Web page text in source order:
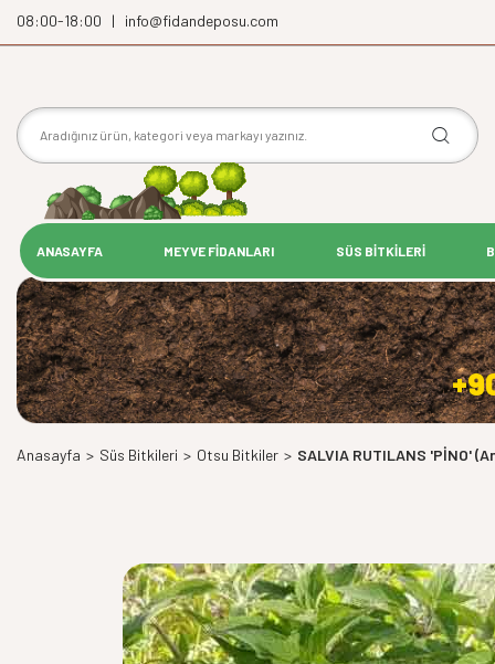
08:00-18:00 | info@fidandeposu.com
ANASAYFA MEYVE FİDANLARI SÜS BİTKİLERİ
Anasayfa > Süs Bitkileri > Otsu Bitkiler > SALVIA RUTILANS 'PİNO'